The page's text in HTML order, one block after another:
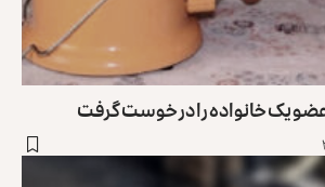
یک خانواده را در خوست گرفت